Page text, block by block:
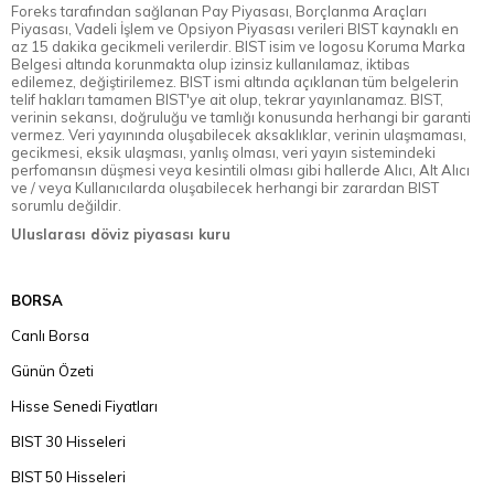
Foreks tarafından sağlanan Pay Piyasası, Borçlanma Araçları
Piyasası, Vadeli İşlem ve Opsiyon Piyasası verileri BIST kaynaklı en
az 15 dakika gecikmeli verilerdir. BIST isim ve logosu Koruma Marka
Belgesi altında korunmakta olup izinsiz kullanılamaz, iktibas
edilemez, değiştirilemez. BIST ismi altında açıklanan tüm belgelerin
telif hakları tamamen BIST'ye ait olup, tekrar yayınlanamaz. BIST,
verinin sekansı, doğruluğu ve tamlığı konusunda herhangi bir garanti
vermez. Veri yayınında oluşabilecek aksaklıklar, verinin ulaşmaması,
gecikmesi, eksik ulaşması, yanlış olması, veri yayın sistemindeki
perfomansın düşmesi veya kesintili olması gibi hallerde Alıcı, Alt Alıcı
ve / veya Kullanıcılarda oluşabilecek herhangi bir zarardan BIST
sorumlu değildir.
Uluslarası döviz piyasası kuru
BORSA
Canlı Borsa
Günün Özeti
Hisse Senedi Fiyatları
BIST 30 Hisseleri
BIST 50 Hisseleri